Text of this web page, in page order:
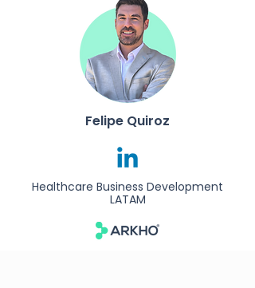
Felipe Quiroz
Healthcare Business Development
LATAM